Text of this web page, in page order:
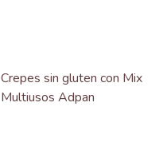
Crepes sin gluten con Mix
Multiusos Adpan